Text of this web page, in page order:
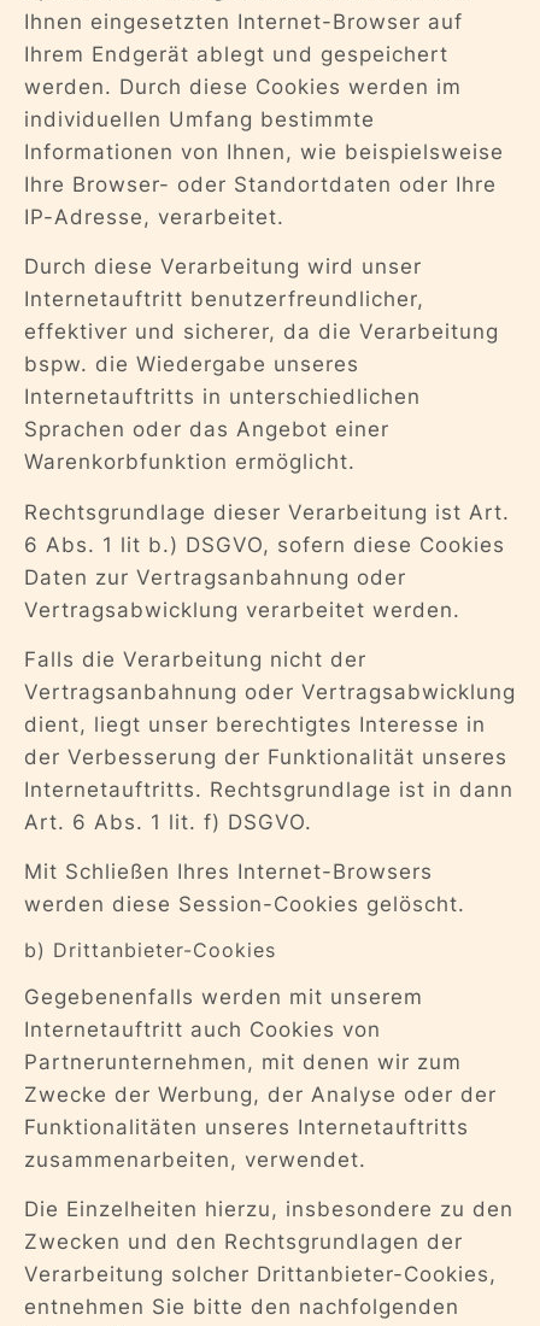
Ihnen eingesetzten Internet-Browser auf
Ihrem Endgerät ablegt und gespeichert
werden. Durch diese Cookies werden im
individuellen Umfang bestimmte
Informationen von Ihnen, wie beispielsweise
Ihre Browser- oder Standortdaten oder Ihre
IP-Adresse, verarbeitet.
Durch diese Verarbeitung wird unser
Internetauftritt benutzerfreundlicher,
effektiver und sicherer, da die Verarbeitung
bspw. die Wiedergabe unseres
Internetauftritts in unterschiedlichen
Sprachen oder das Angebot einer
Warenkorbfunktion ermöglicht.
Rechtsgrundlage dieser Verarbeitung ist Art.
6 Abs. 1 lit b.) DSGVO, sofern diese Cookies
Daten zur Vertragsanbahnung oder
Vertragsabwicklung verarbeitet werden.
Falls die Verarbeitung nicht der
Vertragsanbahnung oder Vertragsabwicklung
dient, liegt unser berechtigtes Interesse in
der Verbesserung der Funktionalität unseres
Internetauftritts. Rechtsgrundlage ist in dann
Art. 6 Abs. 1 lit. f) DSGVO.
Mit Schließen Ihres Internet-Browsers
werden diese Session-Cookies gelöscht.
b) Drittanbieter-Cookies
Gegebenenfalls werden mit unserem
Internetauftritt auch Cookies von
Partnerunternehmen, mit denen wir zum
Zwecke der Werbung, der Analyse oder der
Funktionalitäten unseres Internetauftritts
zusammenarbeiten, verwendet.
Die Einzelheiten hierzu, insbesondere zu den
Zwecken und den Rechtsgrundlagen der
Verarbeitung solcher Drittanbieter-Cookies,
entnehmen Sie bitte den nachfolgenden